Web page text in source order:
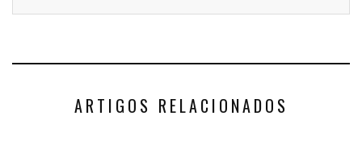
ARTIGOS RELACIONADOS